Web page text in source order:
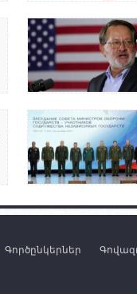
Գործընկերներ